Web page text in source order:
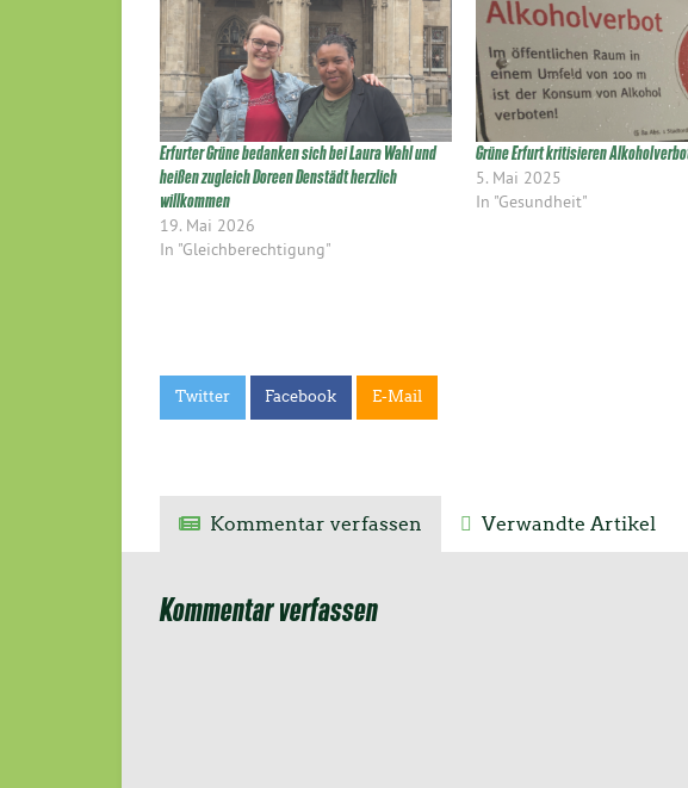
Erfurter Grüne bedanken sich bei Laura Wahl und
heißen zugleich Doreen Denstädt herzlich
willkommen
19. Mai 2026
In "Gleichberechtigung"
Grüne Erfurt kritisieren
5. Mai 2025
In "Gesundheit"
Twitter Facebook E-Mail
Kommentar verfassen Verwandte Artikel
Kommentar verfassen